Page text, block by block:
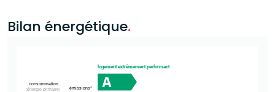
Bilan énergétique.
logement extrêmement performant
consommation
(énergie primaire)
émissions*